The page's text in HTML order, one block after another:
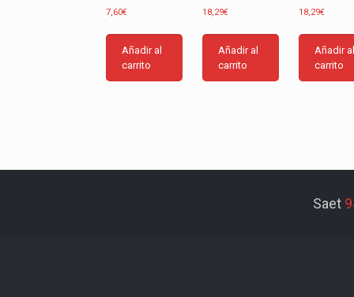
7,60€
Añadir al
carrito
18,29€
Añadir al
carrito
18,29€
Añadir al
carrito
Saet